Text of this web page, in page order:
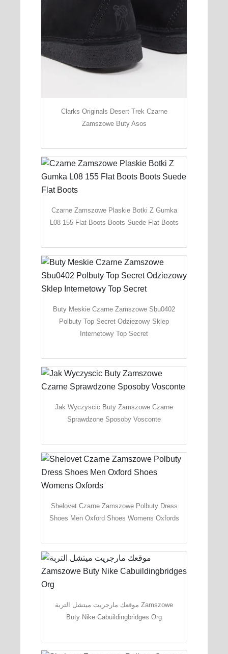
Clarks Originals Desert Trek Czarne
Zamszowe Buty Asos
Czarne Zamszowe Plaskie Botki Z Gumka
L08 155 Flat Boots Boots Suede Flat Boots
Buty Meskie Czarne Zamszowe Sbu0402
Polbuty Top Secret Odziezowy Sklep
Internetowy Top Secret
Jak Wyczyscic Buty Zamszowe Czarne
Sprawdzone Sposoby Vosconte
Shelovet Czarne Zamszowe Polbuty Dress
Shoes Men Oxford Shoes Womens Oxfords
موقعك مارجريت ميتشل التربة Zamszowe
Buty Nike Cabuildingbridges Org